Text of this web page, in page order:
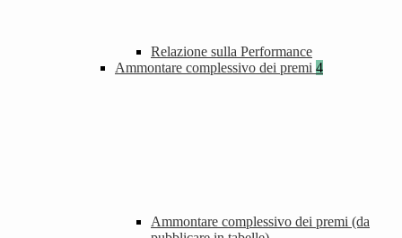
Relazione sulla Performance
Ammontare complessivo dei premi 4
Ammontare complessivo dei premi (da